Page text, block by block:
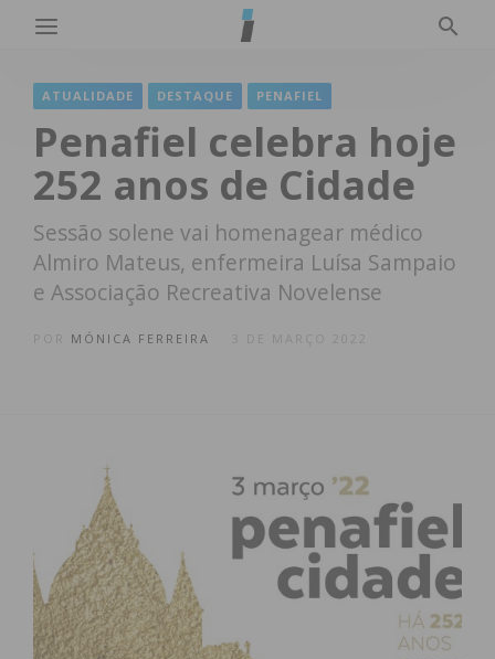
ATUALIDADE DESTAQUE PENAFIEL
Penafiel celebra hoje
252 anos de Cidade
Sessão solene vai homenagear médico
Almiro Mateus, enfermeira Luísa Sampaio
e Associação Recreativa Novelense
MÓNICA FERREIRA 3 DE MARÇO 2022